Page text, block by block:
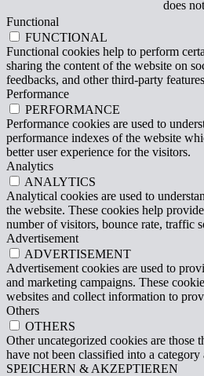
does
Functional
FUNCTIONAL
Functional cookies help to perform
sharing the content of the website on
feedbacks, and other third-party
Performance
PERFORMANCE
Performance cookies are used to
performance indexes of the website
better user experience for the visitors.
Analytics
ANALYTICS
Analytical cookies are used to
the website. These cookies help
number of visitors, bounce rate, traffic
Advertisement
ADVERTISEMENT
Advertisement cookies are used to
and marketing campaigns. These
websites and collect information to
Others
OTHERS
Other uncategorized cookies are those
have not been classified into a category
SPEICHERN & AKZEPTIEREN